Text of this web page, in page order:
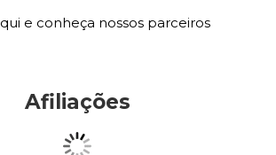
e conheça nossos parceiros
Afiliações